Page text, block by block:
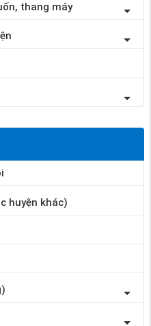
thang máy
huyện khác)